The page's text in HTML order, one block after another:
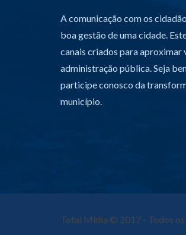
A comunicação com os
boa gestão de uma cidade.
canais criados para aproximar
administração pública. Seja
participe conosco da
município.
Total Mídia © 2017 - Todos